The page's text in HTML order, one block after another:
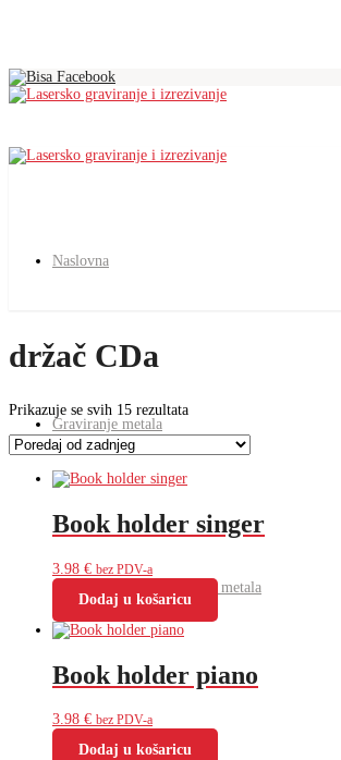
Naslovna
Graviranje metala
Lasersko graviranje metala
Laserski strojevi
držač CDa
Prikazuje se svih 15 rezultataPoredano
najnovijem
Book holder singer
3.98 € bez PDV-a
Dodaj u košaricu
Book holder piano
3.98 € bez PDV-a
Dodaj u košaricu